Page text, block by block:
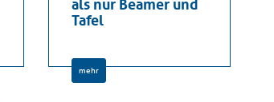
Tafel
mehr